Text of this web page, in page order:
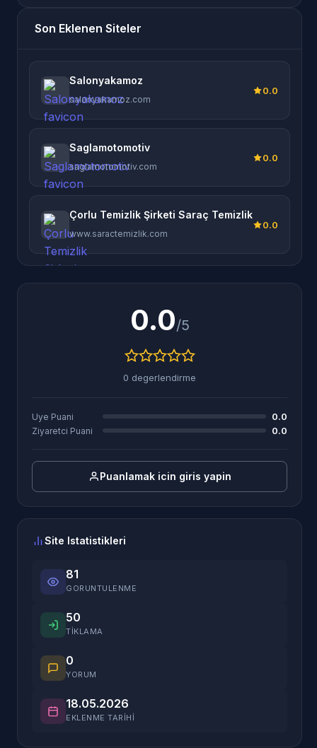
Son Eklenen Siteler
Salonyakamoz
salonyakamoz.com
0.0
Saglamotomotiv
saglamotomotiv.com
0.0
Çorlu Temizlik Şirketi Saraç Temizlik
www.saractemizlik.com
0.0
0.0/5
0 degerlendirme
Uye Puani 0.0
Ziyaretci Puani 0.0
Puanlamak icin giris yapin
Site Istatistikleri
81
GORUNTULENME
50
TIKLAMA
0
YORUM
18.05.2026
EKLENME TARIHI